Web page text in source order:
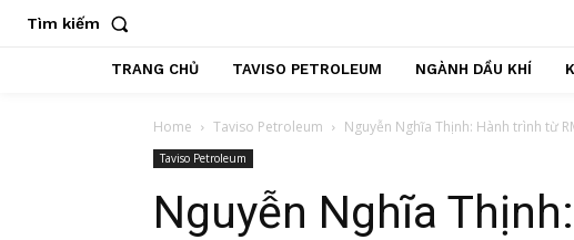
Tìm kiếm
TRANG CHỦ TAVISO PETROLEUM NGÀNH DẦU KHÍ
Home Taviso Petroleum Nguyễn Nghĩa Thịnh: Hành trình từ
Taviso Petroleum
Nguyễn Nghĩa